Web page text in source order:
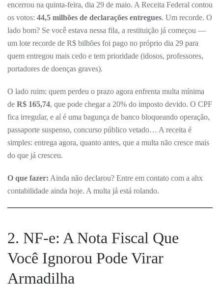
encerrou na quinta-feira, dia 29 de maio. A Receita Federal contou
os votos: 44,5 milhões de declarações entregues. Um recorde. O
lado bom? Se você estava nessa fila, a restituição já começou —
um lote recorde de R$ bilhões foi pago no próprio dia 29 para
quem entregou mais cedo e tem prioridade (idosos, professores,
portadores de doenças graves).
O lado ruim: quem perdeu o prazo agora enfrenta multa mínima
de R$ 165,74, que pode chegar a 20% do imposto devido. O CPF
fica irregular, e aí é uma bagunça de banco bloqueando operação,
passaporte suspenso, concurso público vetado… A receita é
simples: entrega agora, quanto antes, que a multa não cresce mais
do que já cresceu.
O que fazer: Ainda não declarou? Entre em contato com a ahx
contabilidade ainda hoje. A multa já está rolando.
2. NF-e: A Nota Fiscal Que
Você Ignorou Pode Virar
Armadilha